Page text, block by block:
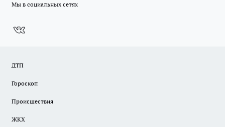
Мы в социальных сетях
ДТП
Гороскоп
Происшествия
ЖКХ